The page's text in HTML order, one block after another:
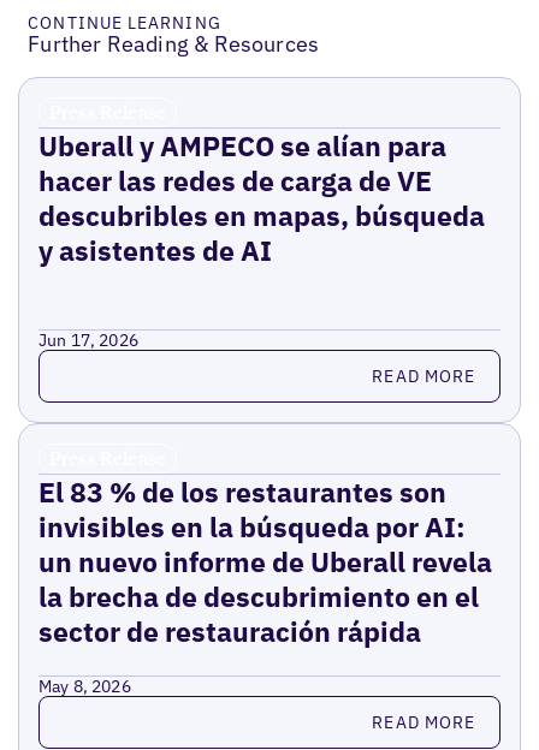
CONTINUE LEARNING
Further Reading & Resources
Uberall y AMPECO se alían para
hacer las redes de carga de VE
descubribles en mapas, búsqueda
y asistentes de AI
Jun 17, 2026
Read more READ MORE
El 83 % de los restaurantes son
invisibles en la búsqueda por AI:
un nuevo informe de Uberall revela
la brecha de descubrimiento en el
sector de restauración rápida
May 8, 2026
Read more READ MORE